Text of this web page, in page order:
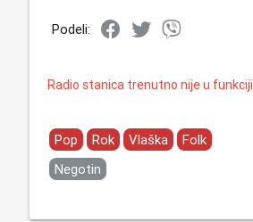
Podeli:
Radio stanica trenutno nije u funkciji.
Pop Rok Vlaška
Folk
Negotin